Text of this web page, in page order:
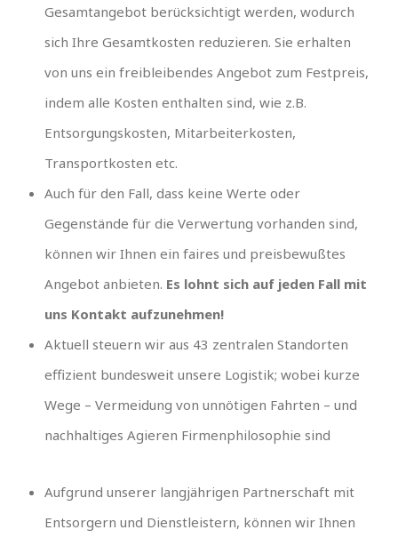
Gesamtangebot berücksichtigt werden, wodurch
sich Ihre Gesamtkosten reduzieren. Sie erhalten
von uns ein freibleibendes Angebot zum Festpreis,
indem alle Kosten enthalten sind, wie z.B.
Entsorgungskosten, Mitarbeiterkosten,
Transportkosten etc.
Auch für den Fall, dass keine Werte oder
Gegenstände für die Verwertung vorhanden sind,
können wir Ihnen ein faires und preisbewußtes
Angebot anbieten. Es lohnt sich auf jeden Fall mit
uns Kontakt aufzunehmen!
Aktuell steuern wir aus 43 zentralen Standorten
effizient bundesweit unsere Logistik; wobei kurze
Wege – Vermeidung von unnötigen Fahrten – und
nachhaltiges Agieren Firmenphilosophie sind
Aufgrund unserer langjährigen Partnerschaft mit
Entsorgern und Dienstleistern, können wir Ihnen